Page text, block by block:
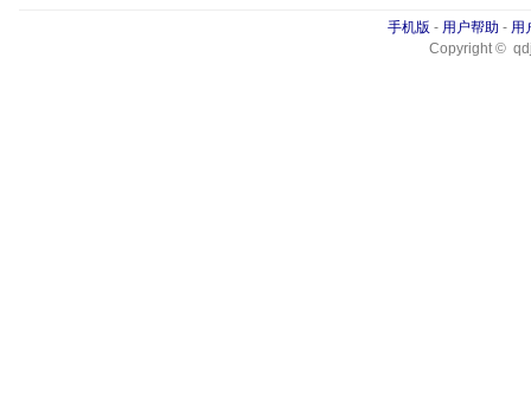
手机版 - 用户帮助 - 用
Copyright ©